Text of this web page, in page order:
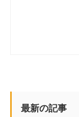
最新の記事